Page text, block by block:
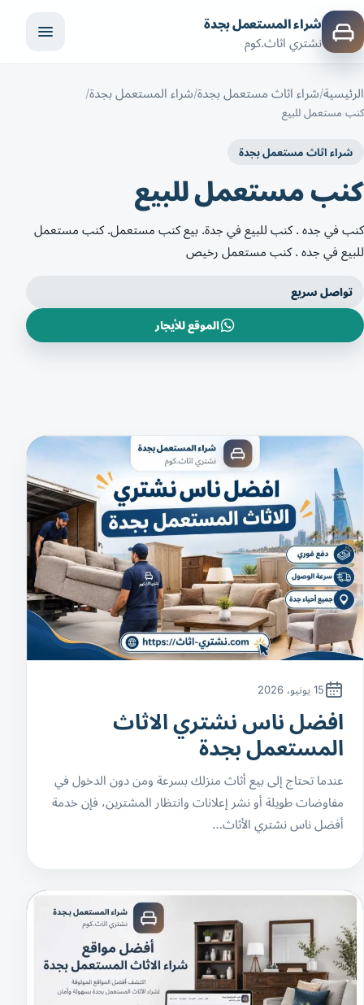
شراء المستعمل بجدة
نشتري اثاث.كوم
الرئيسية شراء اثاث مستعمل بجدة شراء المستعمل بجدة
كنب مستعمل للبيع
شراء اثاث مستعمل بجدة
كنب مستعمل للبيع
كنب في جده . كنب للبيع في جدة. بيع كنب مستعمل. كنب مستعمل
للبيع في جده . كنب مستعمل رخيص
تواصل سريع
الموقع للأيجار
15 يونيو، 2026
افضل ناس نشتري الاثاث
المستعمل بجدة
عندما تحتاج إلى بيع أثاث منزلك بسرعة ومن دون الدخول في
مفاوضات طويلة أو نشر إعلانات وانتظار المشترين، فإن خدمة
أفضل ناس نشتري الأثاث…